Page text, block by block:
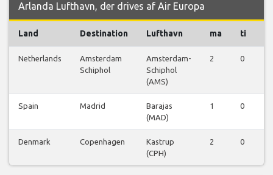
Arlanda Lufthavn, der drives af Air Europa
Land Destination Lufthavn ma ti
Netherlands
Amsterdam
Schiphol
Amsterdam-
Schiphol
(AMS)
2 0
Spain Madrid
Barajas
(MAD)
1 0
Denmark Copenhagen
Kastrup
(CPH)
2 0